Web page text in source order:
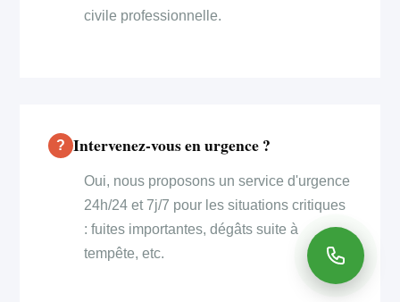
civile professionnelle.
Intervenez-vous en urgence ?
Oui, nous proposons un service d'urgence
24h/24 et 7j/7 pour les situations critiques
: fuites importantes, dégâts suite à
tempête, etc.